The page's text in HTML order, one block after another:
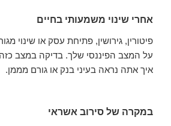
אחרי שינוי משמעותי בחיים
פיטורין, גירושין, פתיחת עסק או שינוי
על המצב הפיננסי שלך. בדיקה במצב כזה
איך אתה נראה בעיני בנק או גורם מממן.
במקרה של סירוב אשראי